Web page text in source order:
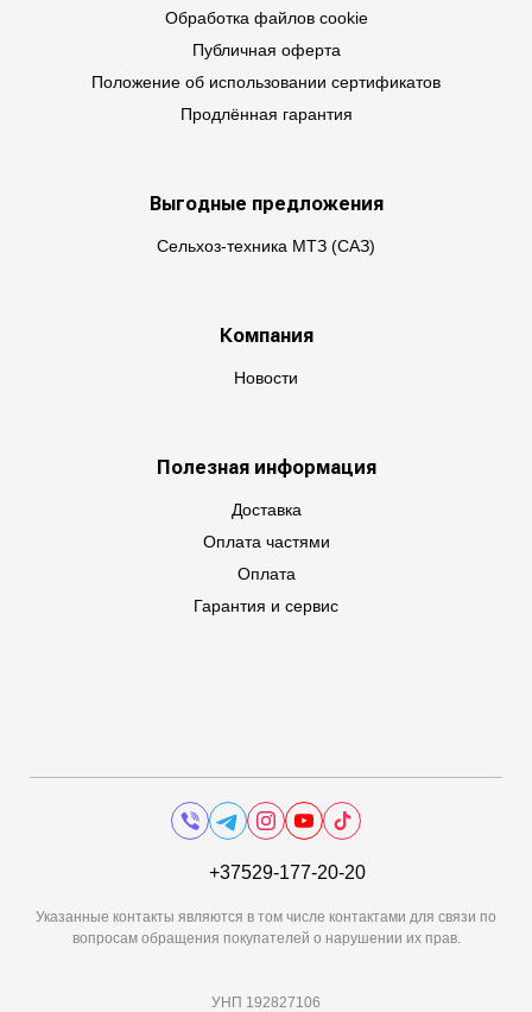
Обработка файлов cookie
Публичная оферта
Положение об использовании сертификатов
Продлённая гарантия
Выгодные предложения
Сельхоз-техника МТЗ (САЗ)
Компания
Новости
Полезная информация
Доставка
Оплата частями
Оплата
Гарантия и сервис
+37529-177-20-20
Указанные контакты являются в том числе контактами для связи по
вопросам обращения покупателей о нарушении их прав.
УНП 192827106